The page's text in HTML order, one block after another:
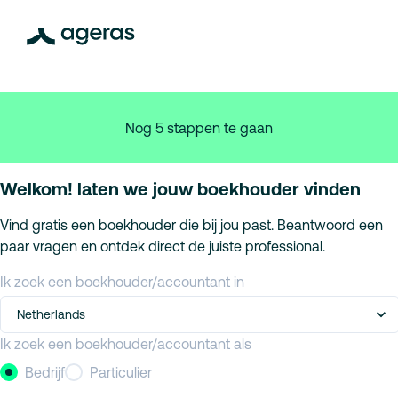
Nog 5 stappen te gaan
Welkom! laten we jouw boekhouder vinden
Vind gratis een boekhouder die bij jou past. Beantwoord een
paar vragen en ontdek direct de juiste professional.
Ik zoek een boekhouder/accountant in
Netherlands
Ik zoek een boekhouder/accountant als
Bedrijf
Particulier